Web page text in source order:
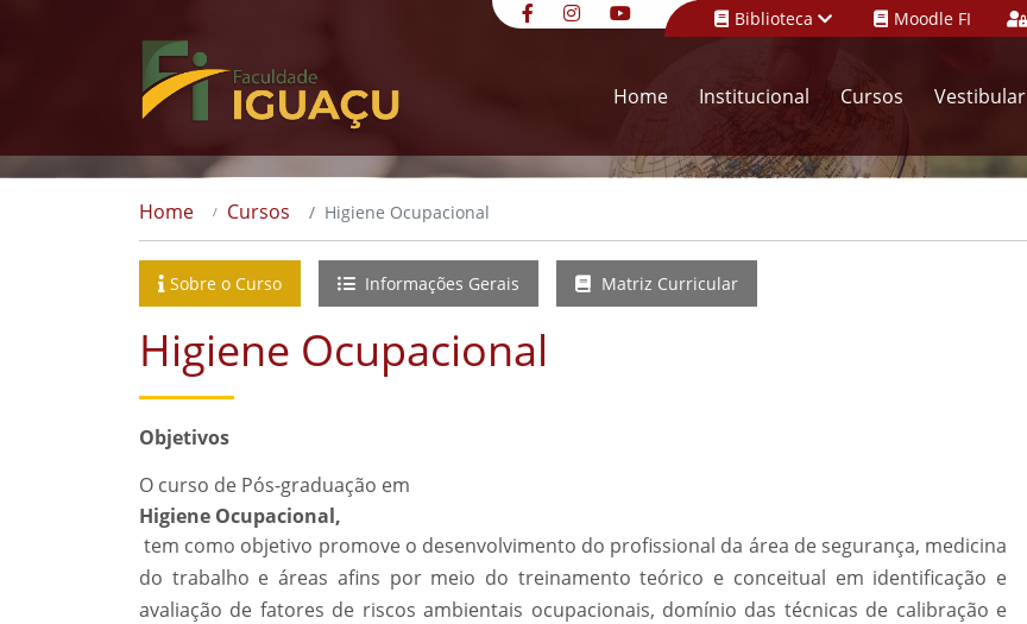
Biblioteca Moodle FI
Home Institucional Cursos Vestibular
Home Cursos Higiene Ocupacional
Sobre o Curso Informações Gerais Matriz Curricular
Higiene Ocupacional
Objetivos
O curso de Pós-graduação em
Higiene Ocupacional,
tem como objetivo promove o desenvolvimento do profissional da área de segurança, medicina
do trabalho e áreas afins por meio do treinamento teórico e conceitual em identificação e
avaliação de fatores de riscos ambientais ocupacionais, domínio das técnicas de calibração e